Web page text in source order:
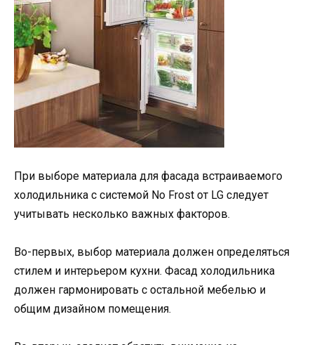
При выборе материала для фасада встраиваемого
холодильника с системой No Frost от LG следует
учитывать несколько важных факторов.
Во-первых, выбор материала должен определяться
стилем и интерьером кухни. Фасад холодильника
должен гармонировать с остальной мебелью и
общим дизайном помещения.